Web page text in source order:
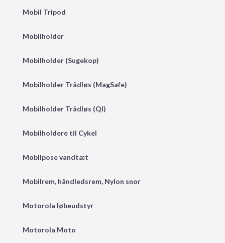
Mobil Tripod
Mobilholder
Mobilholder (Sugekop)
Mobilholder Trådløs (MagSafe)
Mobilholder Trådløs (QI)
Mobilholdere til Cykel
Mobilpose vandtæt
Mobilrem, håndledsrem, Nylon snor
Motorola løbeudstyr
Motorola Moto